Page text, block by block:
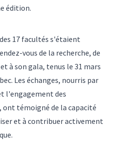
édition.
17 facultés s'étaient
vous de la recherche, de
à son gala, tenus le 31 mars
Les échanges, nourris par
l'engagement des
témoigné de la capacité
et à contribuer activement